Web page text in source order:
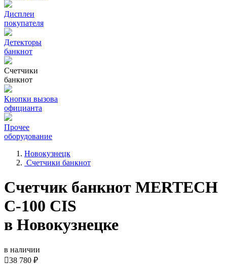
Дисплеи
покупателя
Детекторы
банкнот
Счетчики
банкнот
Кнопки вызова
официанта
Прочее
оборудование
Новокузнецк
Счетчики банкнот
Счетчик банкнот MERTECH
C-100 CIS
в Новокузнецке
в наличии
38 780 ₽